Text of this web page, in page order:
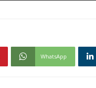
WhatsApp